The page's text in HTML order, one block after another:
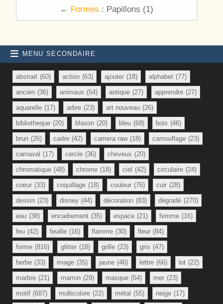
← Formes : Papillons (1)
MENU SECONDAIRE
abstrait (60) action (63) ajouter (18) alphabet (77)
ancien (36) animaux (54) antique (27) apprendre (27)
aquarelle (17) arbre (23) art nouveau (26)
bibliotheque (20) blason (20) bleu (68) bois (46)
brun (26) cadre (42) camera raw (18) camouflage (23)
carnaval (17) cercle (36) cheveux (20)
chromatique (48) chrome (18) ciel (42) circulaire (24)
coeur (33) coquillage (18) couleur (76) cuir (28)
dessin (23) disney (44) décoration (83) dégradé (270)
eau (38) encadrement (35) espace (21) femme (16)
feu (42) feuille (16) flamme (30) fleur (84)
forme (816) glitter (18) grille (23) gris (47)
herbe (33) image (35) jaune (46) lettre (66) lot (22)
marbre (21) marron (29) masque (54) mer (23)
motif (687) multicolore (22) métal (55) neige (17)